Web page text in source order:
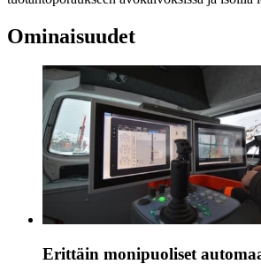
Ominaisuudet
Erittäin monipuoliset